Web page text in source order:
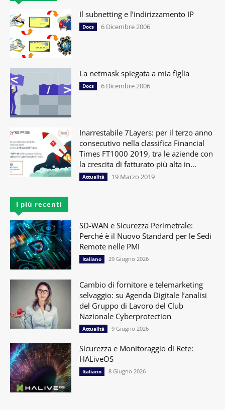
Il subnetting e l’indirizzamento IP
Docs 6 Dicembre 2006
La netmask spiegata a mia figlia
Docs 6 Dicembre 2006
Inarrestabile 7Layers: per il terzo anno
consecutivo nella classifica Financial
Times FT1000 2019, tra le aziende con
la crescita di fatturato più alta in...
Attualità 19 Marzo 2019
I più recenti
SD-WAN e Sicurezza Perimetrale:
Perché è il Nuovo Standard per le Sedi
Remote nelle PMI
Italiano 29 Giugno 2026
Cambio di fornitore e telemarketing
selvaggio: su Agenda Digitale l’analisi
del Gruppo di Lavoro del Club
Nazionale Cyberprotection
Attualità 9 Giugno 2026
Sicurezza e Monitoraggio di Rete:
HALiveOS
Italiano 8 Giugno 2026